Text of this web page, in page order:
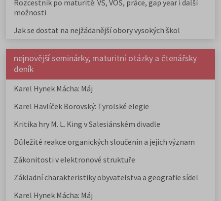
Rozcestník po maturitě: VŠ, VOŠ, práce, gap year i další
možnosti
Jak se dostat na nejžádanější obory vysokých škol
nejnovější seminárky, maturitní otázky a čtenářsky
deník
Karel Hynek Mácha: Máj
Karel Havlíček Borovský: Tyrolské elegie
Kritika hry M. L. King v Salesiánském divadle
Důležité reakce organických sloučenin a jejich význam
Zákonitosti v elektronové struktuře
Základní charakteristiky obyvatelstva a geografie sídel
Karel Hynek Mácha: Máj